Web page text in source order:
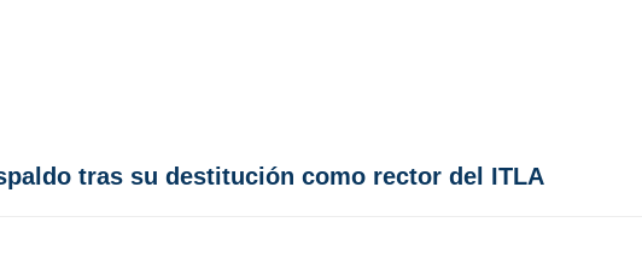
tras su destitución como rector del ITLA